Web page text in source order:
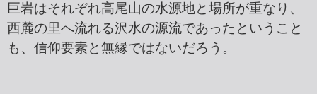
巨岩はそれぞれ高尾山の水源地と場所が重なり、
西麓の里へ流れる沢水の源流であったということ
も、信仰要素と無縁ではないだろう。